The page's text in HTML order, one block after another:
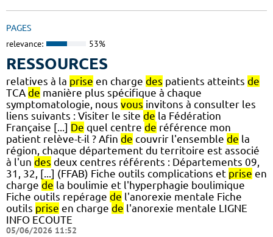
PAGES
relevance: 53%
RESSOURCES
relatives à la prise en charge des patients atteints de
TCA de manière plus spécifique à chaque
symptomatologie, nous vous invitons à consulter les
liens suivants : Visiter le site de la Fédération
Française [...] De quel centre de référence mon
patient relève-t-il ? Afin de couvrir l'ensemble de la
région, chaque département du territoire est associé
à l'un des deux centres référents : Départements 09,
31, 32, [...] (FFAB) Fiche outils complications et prise en
charge de la boulimie et l'hyperphagie boulimique
Fiche outils repérage de l'anorexie mentale Fiche
outils prise en charge de l'anorexie mentale LIGNE
INFO ECOUTE
05/06/2026 11:52